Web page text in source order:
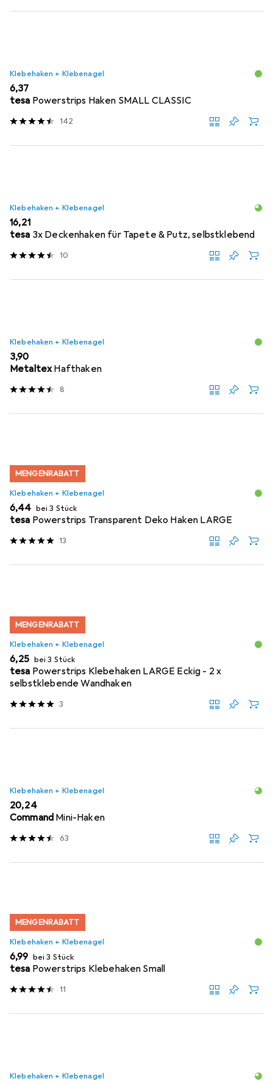
Klebehaken + Klebenagel
EUR
6,37
tesa Powerstrips Haken SMALL CLASSIC
142
Klebehaken + Klebenagel
EUR
16,21
tesa 3x Deckenhaken für Tapete & Putz, selbstklebend
10
Klebehaken + Klebenagel
EUR
3,90
MetaltexHafthaken
8
MENGENRABATT
Klebehaken + Klebenagel
EUR
6,44 bei 3 Stück
tesa Powerstrips Transparent Deko Haken LARGE
13
MENGENRABATT
Klebehaken + Klebenagel
EUR
6,25 bei 3 Stück
tesa Powerstrips Klebehaken LARGE Eckig - 2 x
selbstklebende Wandhaken
3
Klebehaken + Klebenagel
EUR
20,24
Command Mini-Haken
63
MENGENRABATT
Klebehaken + Klebenagel
EUR
6,99 bei 3 Stück
tesa Powerstrips Klebehaken Small
11
Klebehaken + Klebenagel